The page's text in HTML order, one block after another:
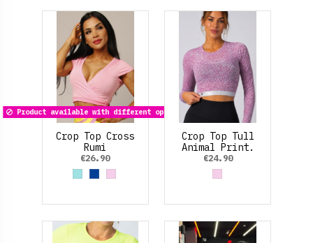
Product available with different options
Crop Top Cross
Rumi
(contabilizar)
€26.90
Azul cielo
Azul Cobalto
Rosa palo
Crop Top Tull
Animal Print.
€24.90
Rosa palo